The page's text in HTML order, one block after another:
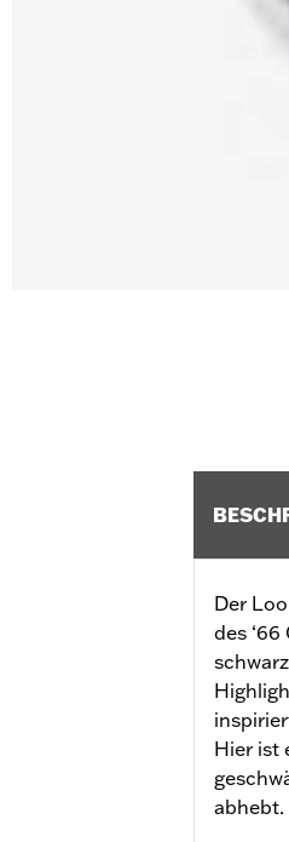
Der
des
Hier ist
abhebt.